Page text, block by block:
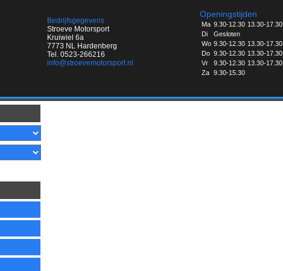
Bedrijfsgegevens
Stroeve Motorsport
Kruiwiel 6a
7773 NL Hardenberg
Tel. 0523-266216
info@stroevemotorsport.nl
Openingstijden
Ma 9.30-12.30 13.30-17.30
Di
Gesloten
Wo 9.30-12.30 13.30-17.30
Do 9.30-12.30 13.30-17.30
Vr
9.30-12.30 13.30-17.30
Za
9.30-15.30